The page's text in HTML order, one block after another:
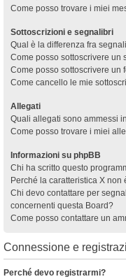
Come posso trovare i miei
Sottoscrizioni e segnalibri
Qual è la differenza fra
Come posso sottoscrivere un
Come posso sottoscrivere un
Come cancello le mie
Allegati
Quali allegati sono ammessi
Come posso trovare i miei
Informazioni su phpBB
Chi ha scritto questo
Perché la caratteristica X non
Chi devo contattare per
concernenti questa Board?
Come posso contattare un
Connessione e
Perché devo registrarmi?